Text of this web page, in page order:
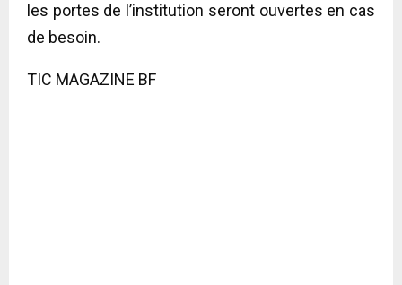
les portes de l’institution seront ouvertes en cas
de besoin.
TIC MAGAZINE BF